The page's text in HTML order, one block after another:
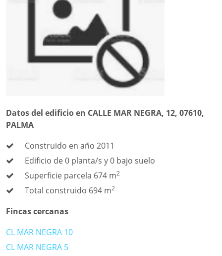
Datos del edificio en CALLE MAR NEGRA, 12, 07610,
PALMA
Construido en año 2011
Edificio de 0 planta/s y 0 bajo suelo
Superficie parcela 674 m2
Total construido 694 m2
Fincas cercanas
CL MAR NEGRA 10
CL MAR NEGRA 5